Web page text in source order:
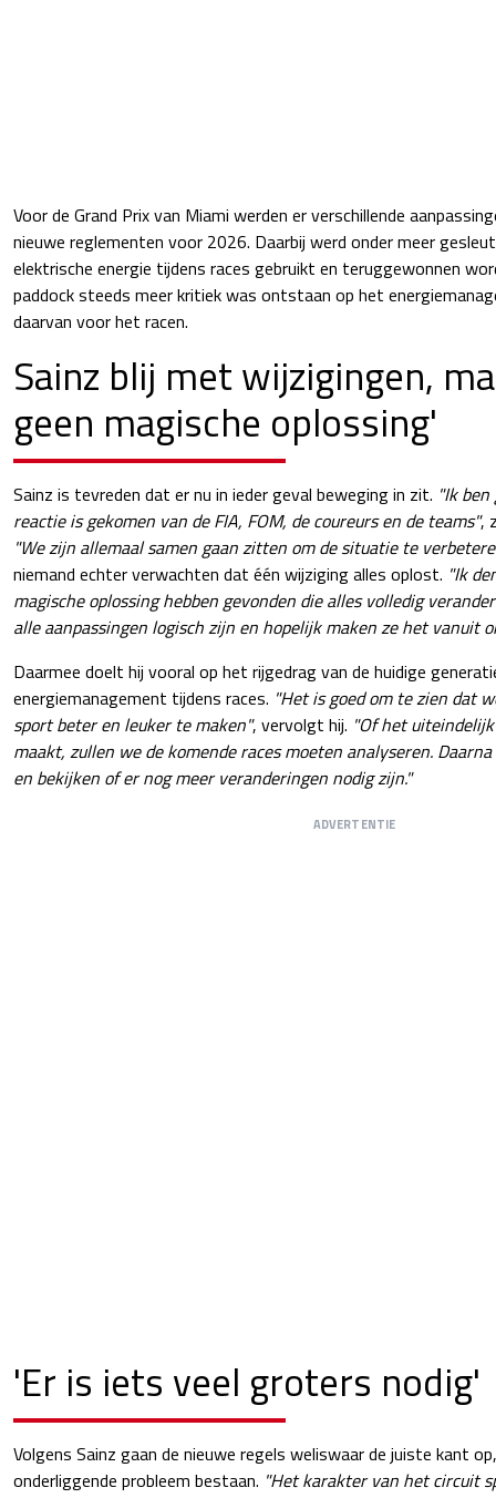
Voor de Grand Prix van Miami werden er verschillende
nieuwe reglementen voor 2026. Daarbij werd onder meer
elektrische energie tijdens races gebruikt en teruggewonnen
paddock steeds meer kritiek was ontstaan op het
daarvan voor het racen.
Sainz blij met wijzigingen,
geen magische oplossing'
Sainz is tevreden dat er nu in ieder geval beweging in zit. "Ik
reactie is gekomen van de FIA, FOM, de coureurs en de teams",
"We zijn allemaal samen gaan zitten om de situatie te
niemand echter verwachten dat één wijziging alles oplost. "Ik
magische oplossing hebben gevonden die alles volledig
alle aanpassingen logisch zijn en hopelijk maken ze het vanuit
Daarmee doelt hij vooral op het rijgedrag van de huidige
energiemanagement tijdens races. "Het is goed om te zien dat
sport beter en leuker te maken", vervolgt hij. "Of het
maakt, zullen we de komende races moeten analyseren.
en bekijken of er nog meer veranderingen nodig zijn."
ADVERTENTIE
'Er is iets veel groters nodig'
Volgens Sainz gaan de nieuwe regels weliswaar de juiste kant
onderliggende probleem bestaan. "Het karakter van het circuit